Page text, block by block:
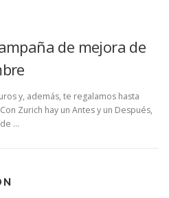
de mejora de
y, además, te regalamos hasta
Zurich hay un Antes y un Después,
…